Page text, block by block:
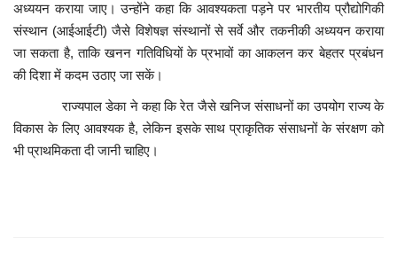
अध्ययन कराया जाए। उन्होंने कहा कि आवश्यकता पड़ने पर भारतीय प्रौद्योगिकी
संस्थान (आईआईटी) जैसे विशेषज्ञ संस्थानों से सर्वे और तकनीकी अध्ययन कराया
जा सकता है, ताकि खनन गतिविधियों के प्रभावों का आकलन कर बेहतर प्रबंधन
की दिशा में कदम उठाए जा सकें।
राज्यपाल डेका ने कहा कि रेत जैसे खनिज संसाधनों का उपयोग राज्य के
विकास के लिए आवश्यक है, लेकिन इसके साथ प्राकृतिक संसाधनों के संरक्षण को
भी प्राथमिकता दी जानी चाहिए।